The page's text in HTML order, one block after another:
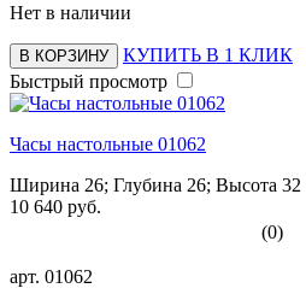
Нет в наличии
В КОРЗИНУ
КУПИТЬ В 1 КЛИК
Быстрый просмотр
Часы настольные 01062
Ширина 26; Глубина 26; Высота 32
10 640 руб.
(0)
арт. 01062